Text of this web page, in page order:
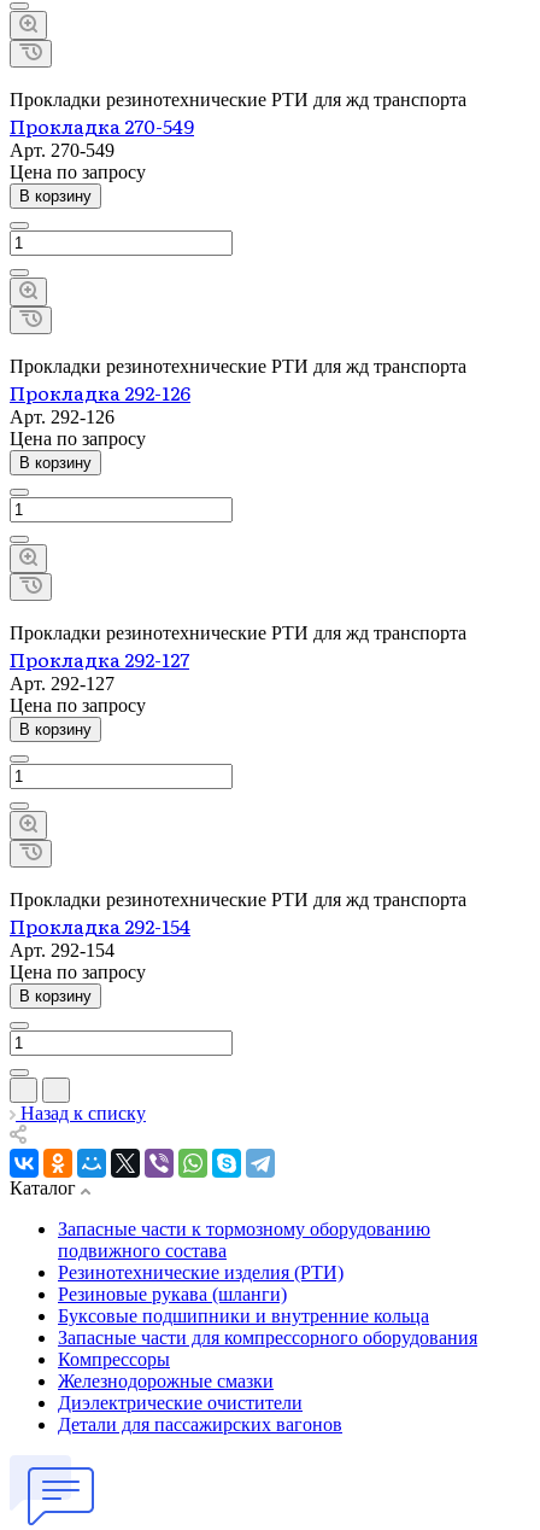
Прокладки резинотехнические РТИ для жд транспорта
Прокладка 270-549
Арт. 270-549
Цена по запросу
В корзину
Прокладки резинотехнические РТИ для жд транспорта
Прокладка 292-126
Арт. 292-126
Цена по запросу
В корзину
Прокладки резинотехнические РТИ для жд транспорта
Прокладка 292-127
Арт. 292-127
Цена по запросу
В корзину
Прокладки резинотехнические РТИ для жд транспорта
Прокладка 292-154
Арт. 292-154
Цена по запросу
В корзину
Назад к списку
Каталог
Запасные части к тормозному оборудованию
подвижного состава
Резинотехнические изделия (РТИ)
Резиновые рукава (шланги)
Буксовые подшипники и внутренние кольца
Запасные части для компрессорного оборудования
Компрессоры
Железнодорожные смазки
Диэлектрические очистители
Детали для пассажирских вагонов